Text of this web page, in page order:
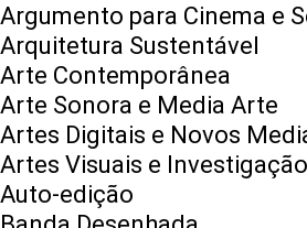
Argumento para Cinema e
Arquitetura Sustentável
Arte Contemporânea
Arte Sonora e Media Arte
Artes Digitais e Novos
Artes Visuais e Investigação
Auto-edição